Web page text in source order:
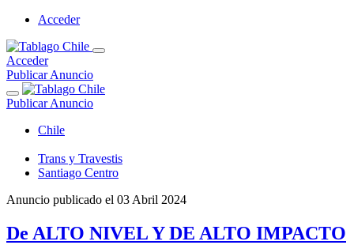
Acceder
Acceder
Publicar Anuncio
Publicar Anuncio
Chile
Trans y Travestis
Santiago Centro
Anuncio publicado el 03 Abril 2024
De ALTO NIVEL Y DE ALTO IMPACTO